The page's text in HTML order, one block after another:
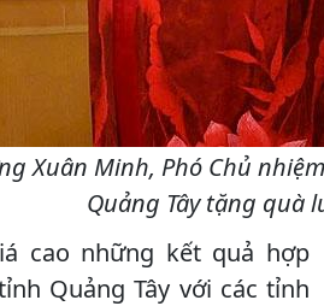
Xuân Minh, Phó Chủ
Quảng Tây tặng quà
cao những kết quả hợp
Quảng Tây với các tỉnh